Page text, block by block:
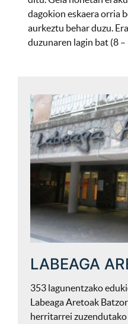
dagokion eskaera orria
aurkeztu behar duzu.
duzunaren lagin bat (8
LABEAGA
353 lagunentzako
Labeaga Aretoak
herritarrei